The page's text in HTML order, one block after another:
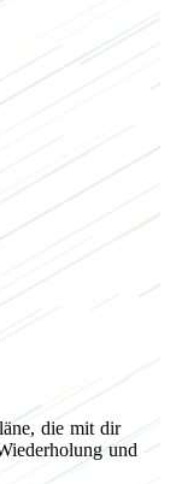
die mit dir
und